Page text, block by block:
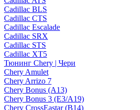
Cadillac BLS
Cadillac CTS
Cadillac Escalade
Cadillac SRX
Cadillac STS
Cadillac XT5
Тюнинг Chery | Чери
Chery Amulet
Chery Arrizo 7
Chery Bonus (A13)
Chery Bonus 3 (E3/A19)
Chery CrossEastar (B14)